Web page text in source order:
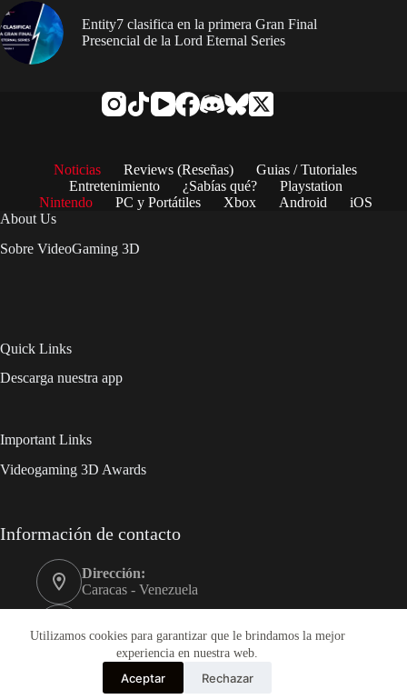
Utilizamos cookies para garantizar que le brindamos la mejor
experiencia en nuestra web.
Aceptar Rechazar
Entity7 clasifica en la primera Gran Final
Presencial de la Lord Eternal Series
Noticias Reviews (Reseñas)
Guias / Tutoriales
Entretenimiento
¿Sabías qué?
Playstation
Nintendo
PC y Portátiles Xbox Android
iOS
About Us
Sobre VideoGaming 3D
Quick Links
Descarga nuestra app
Important Links
Videogaming 3D Awards
Información de contacto
Dirección:
Caracas - Venezuela
+58 0412-3989999
Correo electrónico:
videogaming3d@gmail.com